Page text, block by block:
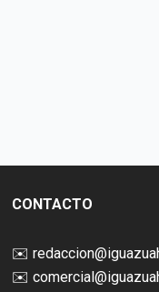
CONTACTO
✉️
✉️